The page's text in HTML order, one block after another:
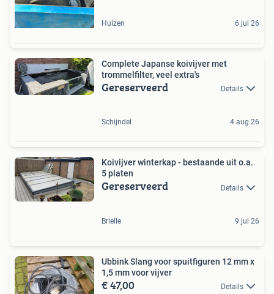
Huizen 6 jul 26
Complete Japanse koivijver met
trommelfilter, veel extra's
Gereserveerd Details
Schijndel 4 aug 26
Koivijver winterkap - bestaande uit o.a.
5 platen
Gereserveerd Details
Brielle 9 jul 26
Ubbink Slang voor spuitfiguren 12 mm x
1,5 mm voor vijver
€ 47,00 Details